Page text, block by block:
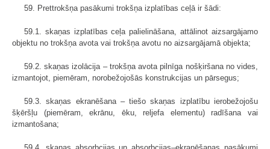
59. Prettrokšņa pasākumi trokšņa izplatības ceļā ir šādi:
59.1. skaņas izplatības ceļa palielināšana, attālinot aizsargājamo
objektu no trokšņa avota vai trokšņa avotu no aizsargājamā objekta;
59.2. skaņas izolācija – trokšņa avota pilnīga nošķiršana no vides,
izmantojot, piemēram, norobežojošās konstrukcijas un pārsegus;
59.3. skaņas ekranēšana – tiešo skaņas izplatību ierobežojošu
šķēršļu (piemēram, ekrānu, ēku, reljefa elementu) radīšana vai
izmantošana;